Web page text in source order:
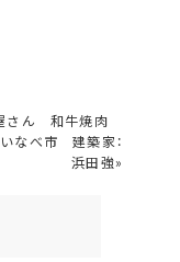
さん 和牛焼肉
なべ市 建築家：
浜田強»